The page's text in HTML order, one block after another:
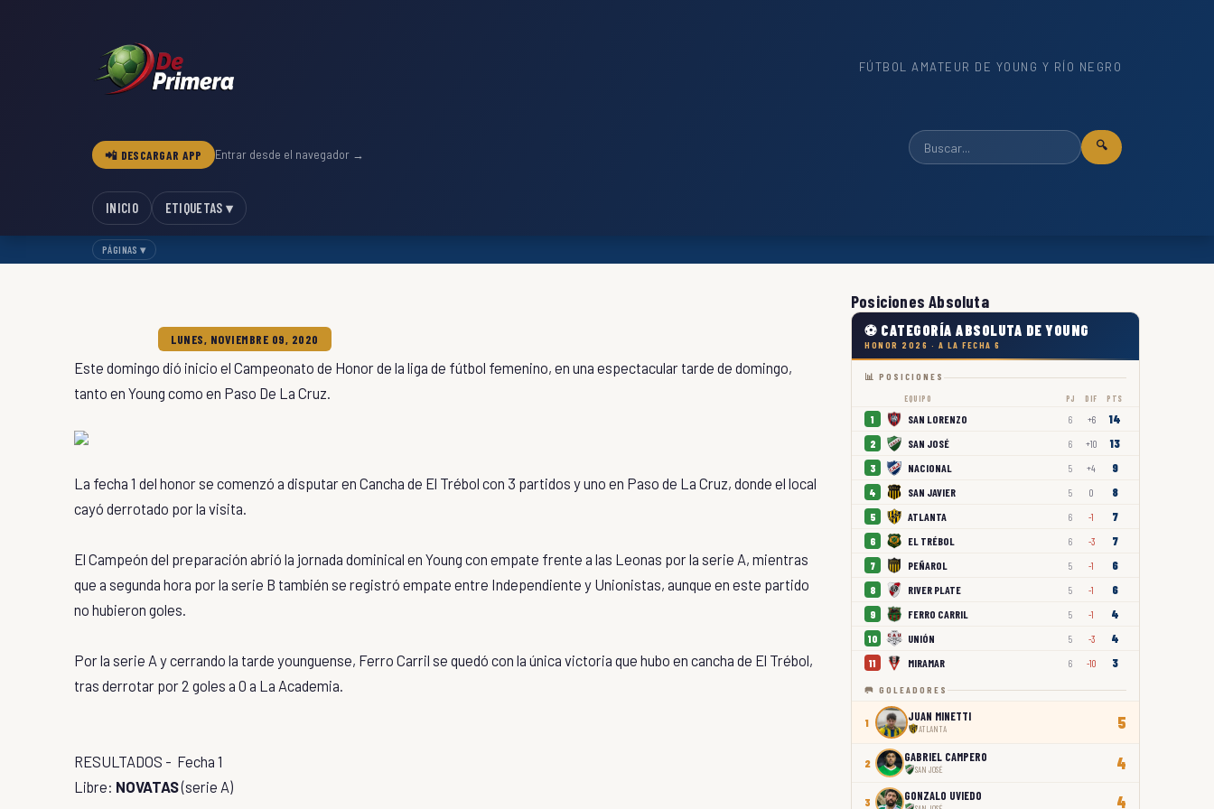
FÚTBOL AMATEUR DE YOUNG Y RÍO NEGRO
📲 DESCARGAR APP Entrar desde el navegador →
🔍
INICIO ETIQUETAS ▾
PÁGINAS ▾
LUNES, NOVIEMBRE 09, 2020
Este domingo dió inicio el Campeonato de Honor de la liga de fútbol femenino, en una espectacular tarde de domingo,
tanto en Young como en Paso De La Cruz.
La fecha 1 del honor se comenzó a disputar en Cancha de El Trébol con 3 partidos y uno en Paso de La Cruz, donde el local
cayó derrotado por la visita.
El Campeón del preparación abrió la jornada dominical en Young con empate frente a las Leonas por la serie A, mientras
que a segunda hora por la serie B también se registró empate entre Independiente y Unionistas, aunque en este partido
no hubieron goles.
Por la serie A y cerrando la tarde younguense, Ferro Carril se quedó con la única victoria que hubo en cancha de El Trébol,
tras derrotar por 2 goles a 0 a La Academia.
RESULTADOS - Fecha 1
Libre: NOVATAS(serie A)
Posiciones Absoluta
⚽ CATEGORÍA ABSOLUTA DE YOUNG
HONOR 2026 · A LA FECHA 6
📊 POSICIONES
EQUIPO PJ DIF PTS
1 SAN LORENZO 6 +6 14
2 SAN JOSÉ 6 +10 13
3 NACIONAL 5 +4 9
4 SAN JAVIER 5 0 8
5 ATLANTA 6 -1 7
6 EL TRÉBOL 6 -3 7
7 PEÑAROL 5 -1 6
8 RIVER PLATE 5 -1 6
9 FERRO CARRIL 5 -1 4
10 UNIÓN 5 -3 4
11 MIRAMAR 6 -10 3
🥅 GOLEADORES
1 JUAN MINETTI
ATLANTA 5
2 GABRIEL CAMPERO
SAN JOSÉ 4
3 GONZALO UVIEDO 4